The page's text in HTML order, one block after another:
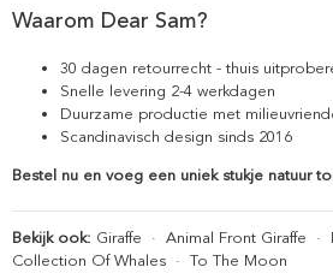
Waarom Dear Sam?
30 dagen retourrecht - thuis
Snelle levering 2-4 werkdagen
Duurzame productie met
Scandinavisch design sinds 2016
Bestel nu en voeg een uniek stukje natuur
Bekijk ook: Giraffe · Animal Front Giraffe ·
Collection Of Whales · To The Moon